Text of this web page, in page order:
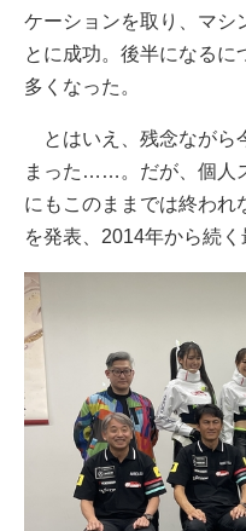
ケーションを取り、マシ
とに成功。後半になるに
多くなった。
とはいえ、残念ながら
まった……。だが、個人
にもこのままでは終われ
を発表、2014年から続く